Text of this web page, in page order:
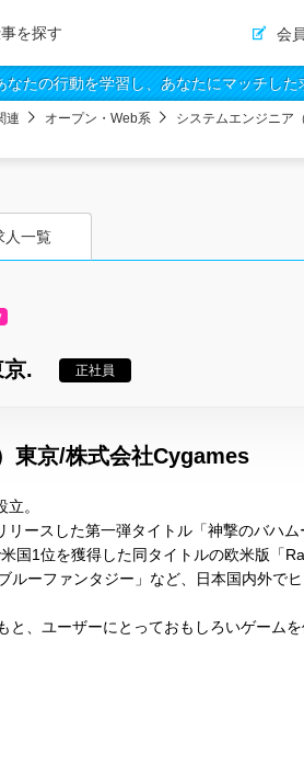
を探す 会
たの行動を学習し、あなたにマッチした
連 オープン・Web系 システムエンジニア
人一覧
. 正社員
東京/株式会社Cygames
。
ースした第一弾タイトル「神撃のバハム
国1位を獲得した同タイトルの欧米版「
ーファンタジー」など、日本国内外でヒ
と、ユーザーにとっておもしろいゲーム